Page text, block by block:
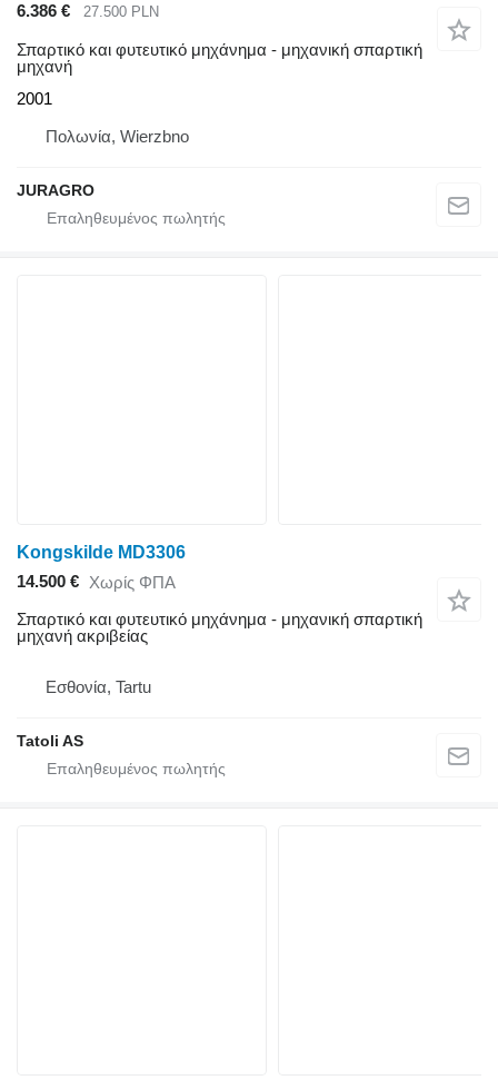
6.386 €
27.500 PLN
Σπαρτικό και φυτευτικό μηχάνημα - μηχανική σπαρτική
μηχανή
2001
Πολωνία, Wierzbno
JURAGRO
Kongskilde MD3306
14.500 € Χωρίς ΦΠΑ
Σπαρτικό και φυτευτικό μηχάνημα - μηχανική σπαρτική
μηχανή ακριβείας
Εσθονία, Tartu
Tatoli AS